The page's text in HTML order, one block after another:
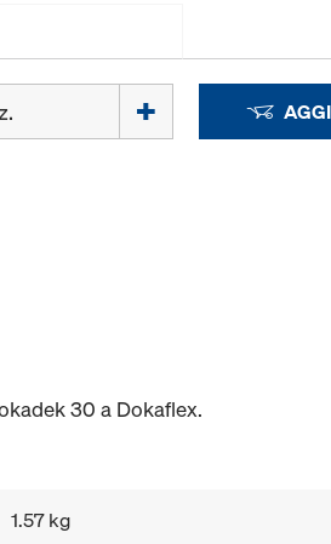
30 a Dokaflex.
1.57 kg